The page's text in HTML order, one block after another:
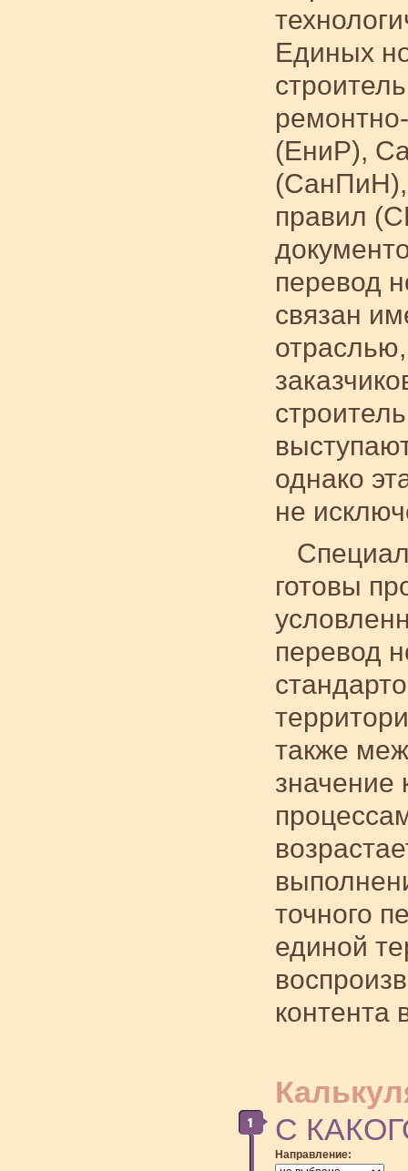
Единых
(ЕниР),
правил
перевод
связан
отраслью,
однако
не
готовы
перевод
также
значение
точного
единой
контента
С
Направление: